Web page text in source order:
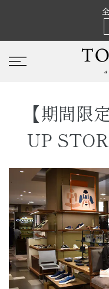
【期間限
UP